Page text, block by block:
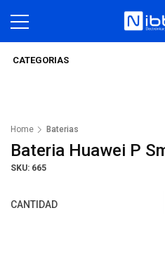
CATEGORIAS
Home Baterias
Bateria Huawei P
SKU: 665
CANTIDAD